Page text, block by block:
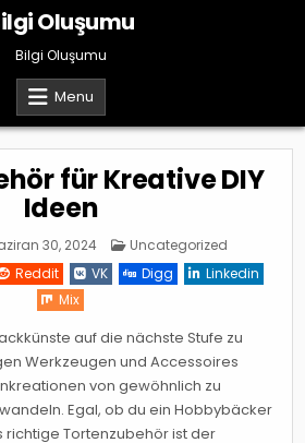
Oluşumu
Bilgi Oluşumu
Menu
für Kreative DIY
Ideen
30, 2024 Posted
Uncategorized
Reddit VK Digg
Linkedin
Mix
auf die nächste Stufe zu
Werkzeugen und Accessoires
von gewöhnlich zu
Egal, ob du ein Hobbybäcker
richtige Tortenzubehör ist der